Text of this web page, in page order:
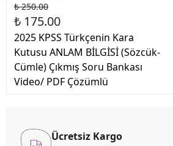
₺ 250.00
₺ 175.00
2025 KPSS Türkçenin Kara
Kutusu ANLAM BİLGİSİ (Sözcük-
Cümle) Çıkmış Soru Bankası
Video/ PDF Çözümlü
Ücretsiz Kargo